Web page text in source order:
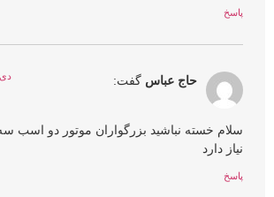
پاسخ
حاج عباس گفت: دی 4, 1403 در 8:23 ب.ظ
سلام خسته نباشید بزرگواران موتور دو اسب
نیاز دارد
پاسخ